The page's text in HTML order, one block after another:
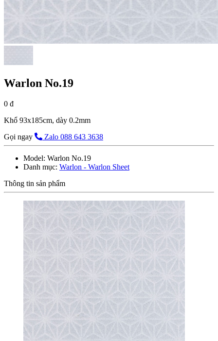
Warlon No.19
0 đ
Khổ 93x185cm, dày 0.2mm
Gọi ngay
Zalo 088 643 3638
Model: Warlon No.19
Danh mục: Warlon - Warlon Sheet
Thông tin sản phẩm